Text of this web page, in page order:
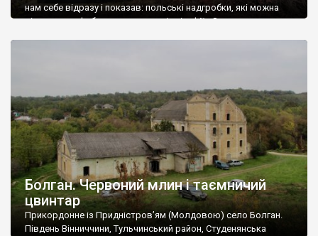
нам себе відразу і показав: польські надгробки, які можна
віднести до фабричних, польські епітафії… Загалом цвинтар
Болган. Червоний млин і таємничий
цвинтар
Прикордонне із Придністров’ям (Молдовою) село Болган.
Південь Вінниччини, Тульчинський район, Студенянська